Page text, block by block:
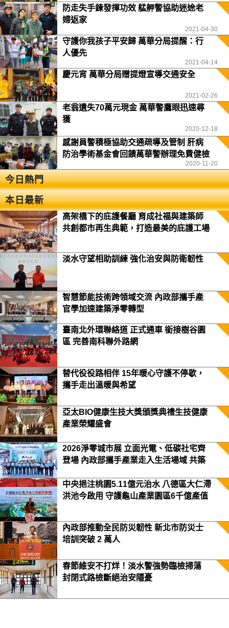
防走失手鍊發揮功效 艋舺警協助迷途老
婦返家
2021-04-30
守護你我孩子平安歸 萬華分局提醒：行
人優先
2021-04-14
慶元宵 萬華分局贈提燈宣導交通安全
2021-02-26
老翁遺失70萬元現金 萬華警鷹眼迅速尋
獲
2020-12-18
感謝員警積極協助交通疏導及管制 肝病
防治學術基金會回饋萬華警辦理免費健檢
2020-11-20
今日熱門
本日最新
高架橋下的庇護餐廳 育成社福與建築師
共創都市再生典範，打造最美的庇護工場
淡水守望相助訓練 強化治安與防衛韌性
智慧節能技術跨領域交流 內政部攜手產
官學加速建築淨零轉型
臺南北外環聯絡道 正式通車 銜接樹谷園
區 完善南科聯外路網
替代役役路相伴 15年暖心守護不停歇，
攜手走出溫暖與希望
亞太BIO健康生技大獎頒獎典禮生技健康
產業榮耀盛會
2026淨零城市展 立面光電、低碳社宅齊
登場 內政部攜手產業走入生活場域 共築
中央挹注桃園5.11億元治水 八德區大仁滯
洪池今啟用 守護龜山產業園區6千億產值
內政部推動全民防災韌性 新北市防災士
培訓突破 2 萬人
春節維安不打烊！淡水警強勢臨檢掃蕩
封閉式路檢斷絕治安隱憂